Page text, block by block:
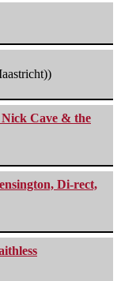
Nick Cave & the
Di-rect,